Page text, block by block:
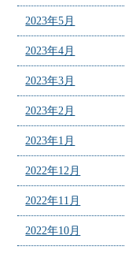
2023年5月
2023年4月
2023年3月
2023年2月
2023年1月
2022年12月
2022年11月
2022年10月